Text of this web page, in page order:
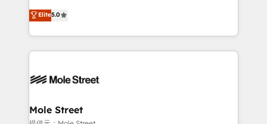
HubSpot Experts: Onboarding, migrations,
automation, and training built for adoption. ⚡ Highly
Technical Execution: ERP, EMR and Custom
Integrations; complex builds delivered in weeks, not
workflows; automation agents; process optimization
Healthcare: HIPAA implementations; secure data
workflows 💼 Financial Services: compliant
Elite5.0
Mole Street